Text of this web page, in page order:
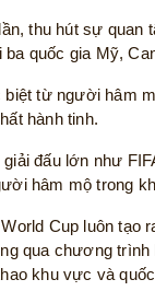
thu hút sự
quốc gia Mỹ,
từ người hâm
hành tinh.
đấu lớn như
hâm mộ trong
Cup luôn
qua chương
khu vực và quốc